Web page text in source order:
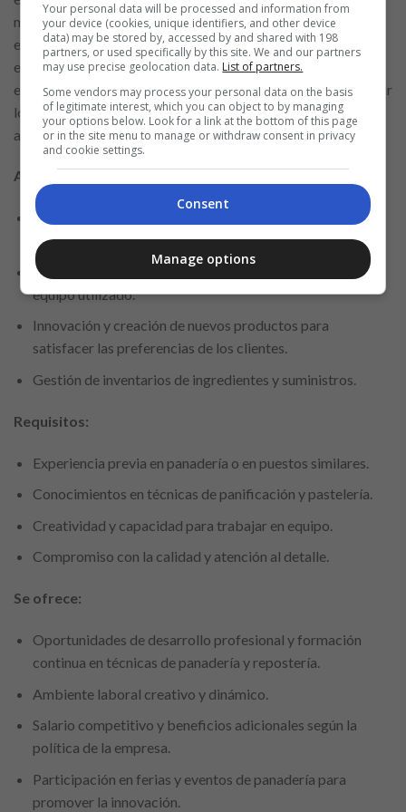
miembros. Tía Supermercados se compromete a crear un
entorno de trabajo inclusivo y estimulante, donde cada
empleado tiene la oportunidad de crecer y prosperar. La
empresa busca individuos motivados y dispuestos a enfrentar
los desafíos del comercio minorista, con un proceso de
aplicación sencillo y transparente.
Actividades a realizar:
Preparación de masa y horneado de diversos tipos de pan
y productos de panadería.
Mantenimiento de la limpieza del área de trabajo y del
equipo utilizado.
Innovación y creación de nuevos productos para
satisfacer las preferencias de los clientes.
Gestión de inventarios de ingredientes y suministros.
Requisitos:
Experiencia previa en panadería o en puestos similares.
Conocimientos en técnicas de panificación y pastelería.
Creatividad y capacidad para trabajar en equipo.
Compromiso con la calidad y atención al detalle.
Se ofrece:
Oportunidades de desarrollo profesional y formación
continua en técnicas de panadería y repostería.
Ambiente laboral creativo y dinámico.
Salario competitivo y beneficios adicionales según la
política de la empresa.
Participación en ferias y eventos de panadería para
promover la innovación.
Your personal data will be processed and information from
your device (cookies, unique identifiers, and other device
data) may be stored by, accessed by and shared with 198
partners, or used specifically by this site. We and our partners
may use precise geolocation data. List of partners.
Some vendors may process your personal data on the basis
of legitimate interest, which you can object to by managing
your options below. Look for a link at the bottom of this page
or in the site menu to manage or withdraw consent in privacy
and cookie settings.
Consent
Manage options